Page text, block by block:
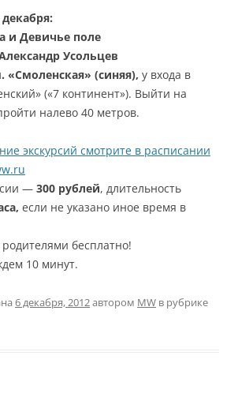
и Девичье поле
Усольцев
«Смоленская» (синяя), у входа в
(«7 континент»). Выйти на
налево 40 метров.
экскурсий смотрите в расписании
— 300 рублей, длительность
если не указано иное время в
бесплатно!
10 минут.
6 декабря, 2012автором MW в рубрике